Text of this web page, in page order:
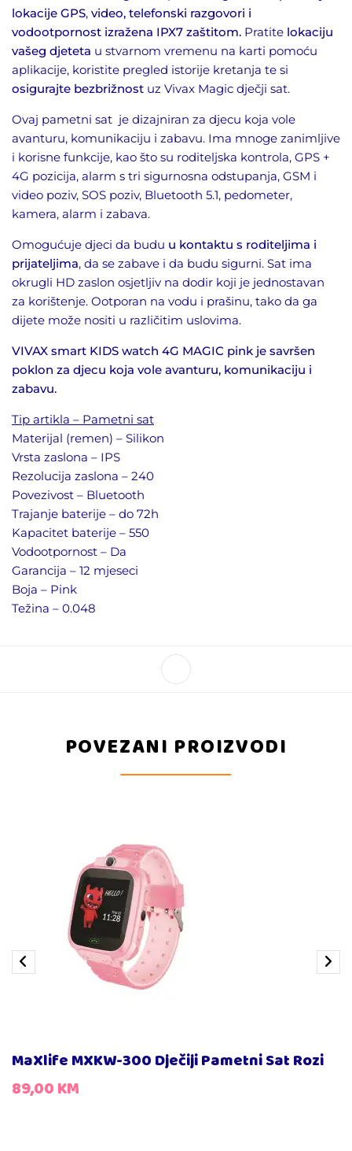
lokacije GPS, video, telefonski razgovori i
vodootpornost izražena IPX7 zaštitom. Pratite lokaciju
vašeg djeteta u stvarnom vremenu na karti pomoću
aplikacije, koristite pregled istorije kretanja te si
osigurajte bezbrižnost uz Vivax Magic dječji sat.
Ovaj pametni sat je dizajniran za djecu koja vole
avanturu, komunikaciju i zabavu. Ima mnoge zanimljive
i korisne funkcije, kao što su roditeljska kontrola, GPS +
4G pozicija, alarm s tri sigurnosna odstupanja, GSM i
video poziv, SOS poziv, Bluetooth 5.1, pedometer,
kamera, alarm i zabava.
Omogućuje djeci da budu u kontaktu s roditeljima i
prijateljima, da se zabave i da budu sigurni. Sat ima
okrugli HD zaslon osjetljiv na dodir koji je jednostavan
za korištenje. Ootporan na vodu i prašinu, tako da ga
dijete može nositi u različitim uslovima.
VIVAX smart KIDS watch 4G MAGIC pink je savršen
poklon za djecu koja vole avanturu, komunikaciju i
zabavu.
Tip artikla – Pametni sat
Materijal (remen) – Silikon
Vrsta zaslona – IPS
Rezolucija zaslona – 240
Povezivost – Bluetooth
Trajanje baterije – do 72h
Kapacitet baterije – 550
Vodootpornost – Da
Garancija – 12 mjeseci
Boja – Pink
Težina – 0.048
POVEZANI PROIZVODI
MaXlife MXKW-300 Dječiji Pametni Sat Rozi
89,00KM